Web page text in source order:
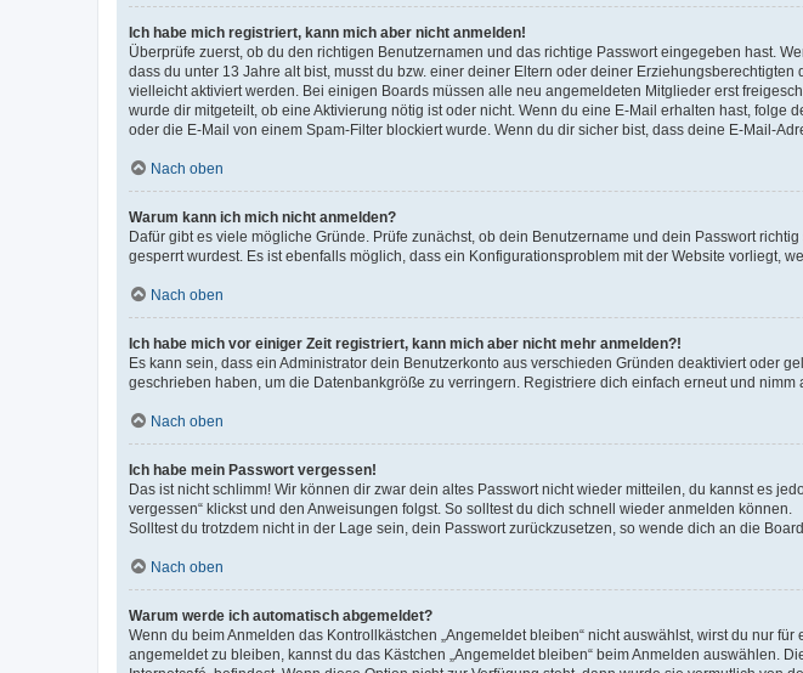
Ich habe mich registriert, kann mich aber nicht anmelden!
Überprüfe zuerst, ob du den richtigen Benutzernamen und das richtige Passwort eingegeben hast.
dass du unter 13 Jahre alt bist, musst du bzw. einer deiner Eltern oder deiner
vielleicht aktiviert werden. Bei einigen Boards müssen alle neu angemeldeten Mitglieder erst
wurde dir mitgeteilt, ob eine Aktivierung nötig ist oder nicht. Wenn du eine E-Mail erhalten hast,
oder die E-Mail von einem Spam-Filter blockiert wurde. Wenn du dir sicher bist, dass deine E-Mail-
Nach oben
Warum kann ich mich nicht anmelden?
Dafür gibt es viele mögliche Gründe. Prüfe zunächst, ob dein Benutzername und dein Passwort
gesperrt wurdest. Es ist ebenfalls möglich, dass ein Konfigurationsproblem mit der Website vorliegt,
Nach oben
Ich habe mich vor einiger Zeit registriert, kann mich aber nicht mehr anmelden?!
Es kann sein, dass ein Administrator dein Benutzerkonto aus verschieden Gründen deaktiviert oder
geschrieben haben, um die Datenbankgröße zu verringern. Registriere dich einfach erneut und nimm
Nach oben
Ich habe mein Passwort vergessen!
Das ist nicht schlimm! Wir können dir zwar dein altes Passwort nicht wieder mitteilen, du kannst es
vergessen“ klickst und den Anweisungen folgst. So solltest du dich schnell wieder anmelden können.
Solltest du trotzdem nicht in der Lage sein, dein Passwort zurückzusetzen, so wende dich an die
Nach oben
Warum werde ich automatisch abgemeldet?
Wenn du beim Anmelden das Kontrollkästchen „Angemeldet bleiben“ nicht auswählst, wirst du nur
angemeldet zu bleiben, kannst du das Kästchen „Angemeldet bleiben“ beim Anmelden auswählen.